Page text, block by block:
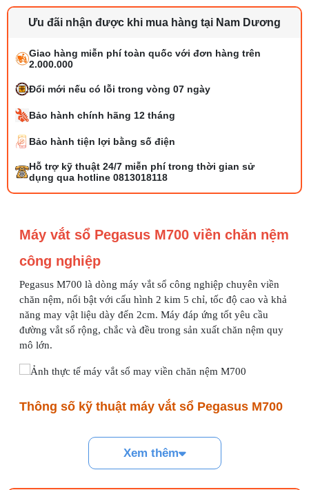
Ưu đãi nhận được khi mua hàng tại Nam Dương
Giao hàng miễn phí toàn quốc với đơn hàng trên
2.000.000
Đổi mới nếu có lỗi trong vòng 07 ngày
Bảo hành chính hãng 12 tháng
Bảo hành tiện lợi bằng số điện
Hỗ trợ kỹ thuật 24/7 miễn phí trong thời gian sử
dụng qua hotline 0813018118
Máy vắt sổ Pegasus M700 viền chăn nệm
công nghiệp
Pegasus M700 là dòng máy vắt sổ công nghiệp chuyên viền
chăn nệm, nổi bật với cấu hình 2 kim 5 chỉ, tốc độ cao và khả
năng may vật liệu dày đến 2cm. Máy đáp ứng tốt yêu cầu
đường vắt sổ rộng, chắc và đều trong sản xuất chăn nệm quy
mô lớn.
Thông số kỹ thuật máy vắt sổ Pegasus M700
Pegasus
Xem thêm
Bộ phụ trợ kéo vải máy may là gì? Công
dụng và cách lắp
đáng mua
Đồng tiền máy may là gì? Hướng dẫn chỉnh
chỉ đúng
21/07/2026 09:08 AM
08/08/2026 08:58 AM
Quy trình kiểm vải đầu vào và cách tính
05/08/2026 10:52 AM